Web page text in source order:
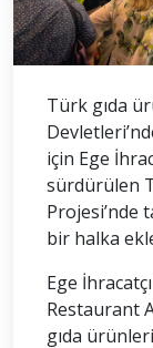
Türk gıda
için Ege
sürdürülen
Projesi’nde
bir halka
Ege
Restaurant
gıda